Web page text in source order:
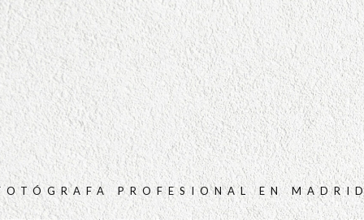
TARIFAS
PREGUNTAS FRECUENTES
CONTACTO
PROFESIONAL EN